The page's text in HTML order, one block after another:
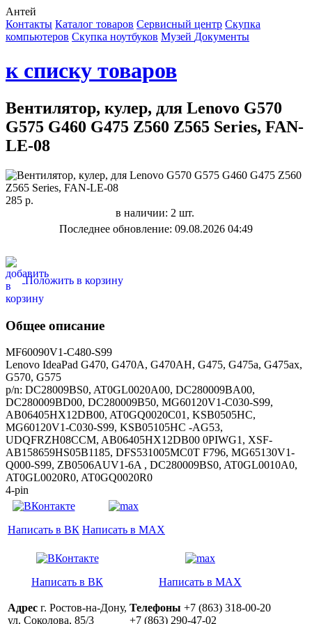
Антей
Контакты Каталог товаров Сервисный центр Cкупка
компьютеров Cкупка ноутбуков Музей Документы
к списку товаров
Вентилятор, кулер, для Lenovo G570
G575 G460 G475 Z560 Z565 Series, FAN-
LE-08
285 р.
в наличии: 2 шт.
Последнее обновление: 09.08.2026 04:49
Положить в корзину
Общее описание
MF60090V1-C480-S99
Lenovo IdeaPad G470, G470A, G470AH, G475, G475a, G475ax,
G570, G575
p/n: DC28009BS0, AT0GL0020A00, DC280009BA00,
DC280009BD00, DC280009B50, MG60120V1-C030-S99,
AB06405HX12DB00, AT0GQ0020C01, KSB0505HC,
MG60120V1-C030-S99, KSB05105HC -AG53,
UDQFRZH08CCM, AB06405HX12DB00 0PIWG1, XSF-
AB158659HS05B1185, DFS531005MC0T F796, MG65130V1-
Q000-S99, ZB0506AUV1-6A , DC280009BS0, AT0GL0010A0,
AT0GL0020R0, AT0GQ0020R0
4-pin
Написать в ВК Написать в MAX
Написать в ВК Написать в MAX
Адрес г. Ростов-на-Дону,
ул. Соколова, 85/3
Телефоны +7 (863) 318-00-20
+7 (863) 290-47-02